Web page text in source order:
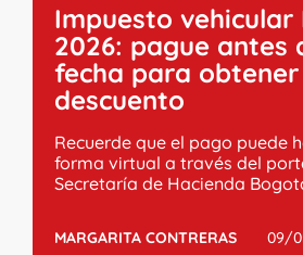
Impuesto vehicular
2026: pague antes
fecha para obtener
descuento
Recuerde que el pago puede
forma virtual a través del
Secretaría de Hacienda
MARGARITA CONTRERAS 09/